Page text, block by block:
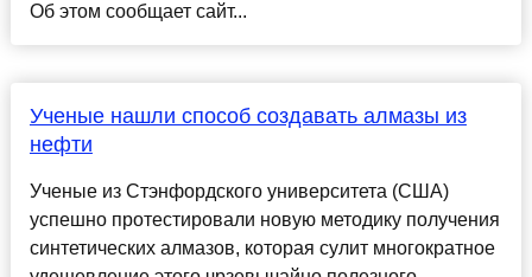
Об этом сообщает сайт...
Ученые нашли способ создавать алмазы из
нефти
Ученые из Стэнфордского университета (США)
успешно протестировали новую методику получения
синтетических алмазов, которая сулит многократное